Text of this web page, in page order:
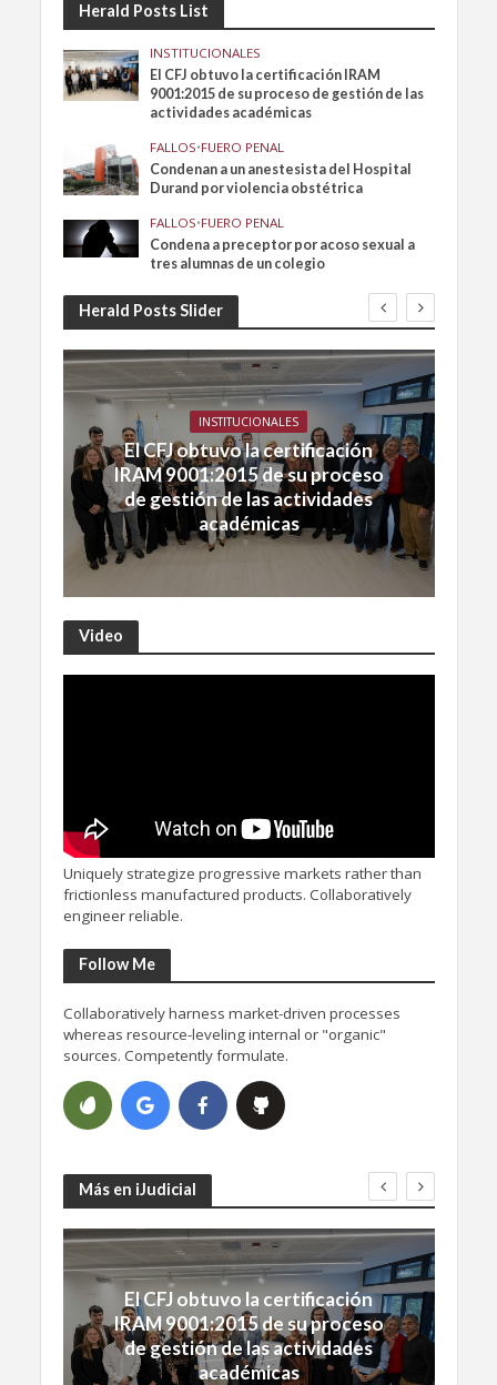
Herald Posts List
INSTITUCIONALES
El CFJ obtuvo la certificación IRAM
9001:2015 de su proceso de gestión de las
actividades académicas
FALLOS•FUERO PENAL
Condenan a un anestesista del Hospital
Durand por violencia obstétrica
FALLOS•FUERO PENAL
Condena a preceptor por acoso sexual a
tres alumnas de un colegio
Herald Posts Slider
INSTITUCIONALES
El CFJ obtuvo la certificación
IRAM 9001:2015 de su proceso
de gestión de las actividades
académicas
Video
Uniquely strategize progressive markets rather than
frictionless manufactured products. Collaboratively
engineer reliable.
Follow Me
Collaboratively harness market-driven processes
whereas resource-leveling internal or "organic"
sources. Competently formulate.
Más en iJudicial
El CFJ obtuvo la certificación
IRAM 9001:2015 de su proceso
de gestión de las actividades
académicas